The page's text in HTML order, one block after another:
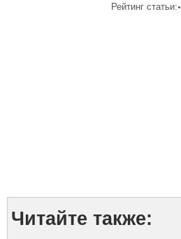
Рейтинг статьи:
Читайте также: